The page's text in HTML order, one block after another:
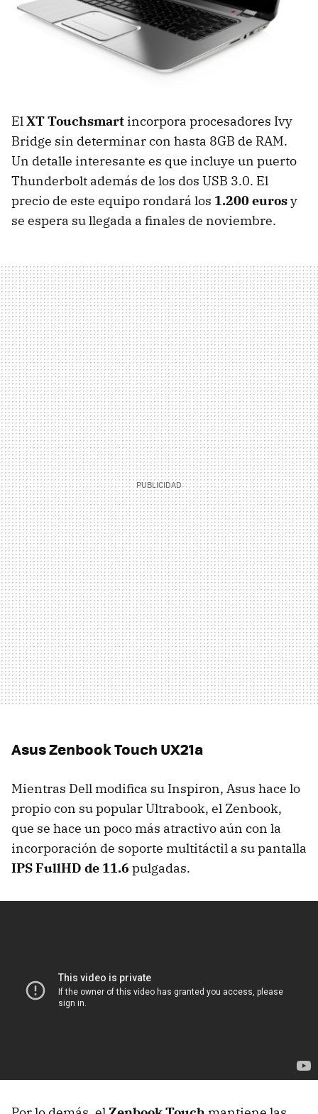
ElXT Touchsmart incorpora procesadores Ivy
Bridge sin determinar con hasta 8GB de RAM.
Un detalle interesante es que incluye un puerto
Thunderbolt además de los dos USB 3.0. El
precio de este equipo rondará los 1.200 eurosy
se espera su llegada a finales de noviembre.
Asus Zenbook Touch UX21a
Mientras Dell modifica su Inspiron, Asus hace lo
propio con su popular Ultrabook, el Zenbook,
que se hace un poco más atractivo aún con la
incorporación de soporte multitáctil a su pantalla
IPSFullHD de 11.6 pulgadas.